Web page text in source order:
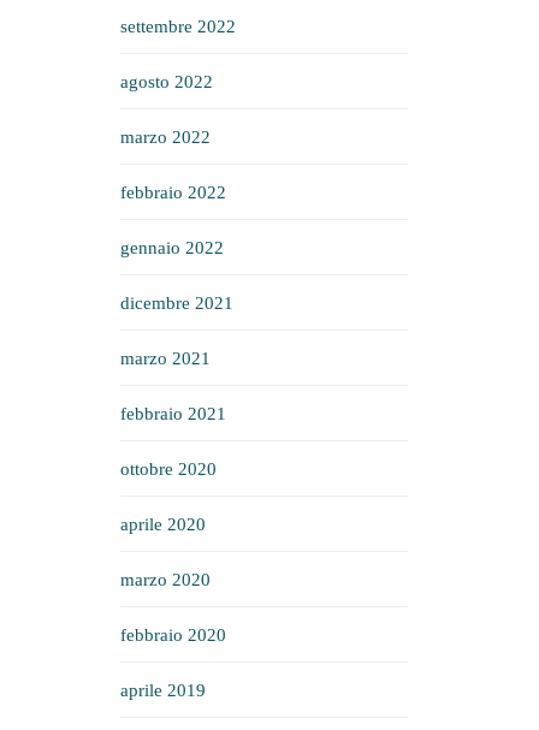
settembre 2022
agosto 2022
marzo 2022
febbraio 2022
gennaio 2022
dicembre 2021
marzo 2021
febbraio 2021
ottobre 2020
aprile 2020
marzo 2020
febbraio 2020
aprile 2019